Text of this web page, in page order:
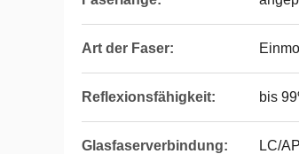
Art der Faser:
Reflexionsfähigkeit: bis
Glasfaserverbindung: LC/